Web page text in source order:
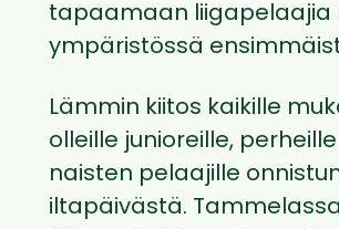
tapaamaan liigapelaajia
ympäristössä
Lämmin kiitos kaikille
olleille junioreille,
naisten pelaajille
iltapäivästä.